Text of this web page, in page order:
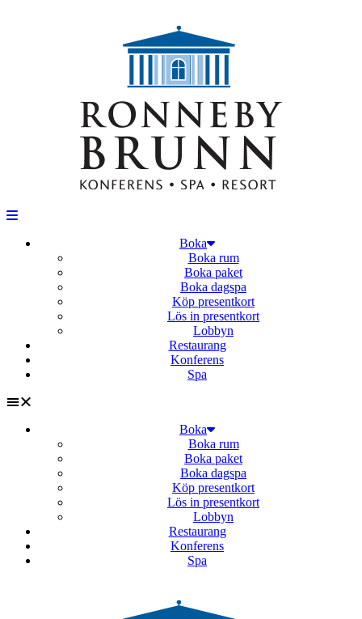
Boka
Boka rum
Boka paket
Boka dagspa
Köp presentkort
Lös in presentkort
Lobbyn
Restaurang
Konferens
Spa
Boka
Boka rum
Boka paket
Boka dagspa
Köp presentkort
Lös in presentkort
Lobbyn
Restaurang
Konferens
Spa